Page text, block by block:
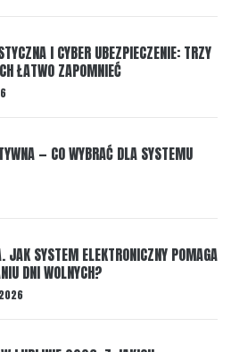
I CYBER UBEZPIECZENIE: TRZY
ŁATWO ZAPOMNIEĆ
— CO WYBRAĆ DLA SYSTEMU
JAK SYSTEM ELEKTRONICZNY POMAGA
DNI WOLNYCH?